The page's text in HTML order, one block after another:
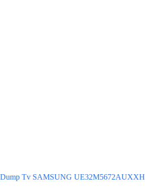
Dump Tv SAMSUNG UE32M5672AUXXH